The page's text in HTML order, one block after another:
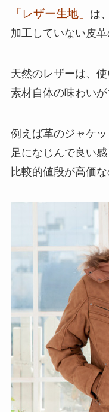
「レザー生地」 は
加工していない皮革
天然のレザーは、
素材自体の味わいが
例えば革のジャケ
足になじんで良い感
比較的値段が高価